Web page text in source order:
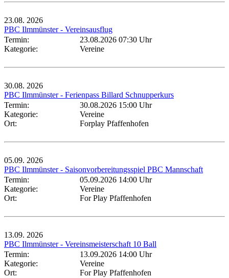
23.08. 2026
PBC Ilmmünster - Vereinsausflug
Termin:
23.08.2026 07:30 Uhr
Kategorie:
Vereine
30.08. 2026
PBC Ilmmünster - Ferienpass Billard Schnupperkurs
Termin:
30.08.2026 15:00 Uhr
Kategorie:
Vereine
Ort:
Forplay Pfaffenhofen
05.09. 2026
PBC Ilmmünster - Saisonvorbereitungsspiel PBC Mannschaft
Termin:
05.09.2026 14:00 Uhr
Kategorie:
Vereine
Ort:
For Play Pfaffenhofen
13.09. 2026
PBC Ilmmünster - Vereinsmeisterschaft 10 Ball
Termin:
13.09.2026 14:00 Uhr
Kategorie:
Vereine
Ort:
For Play Pfaffenhofen